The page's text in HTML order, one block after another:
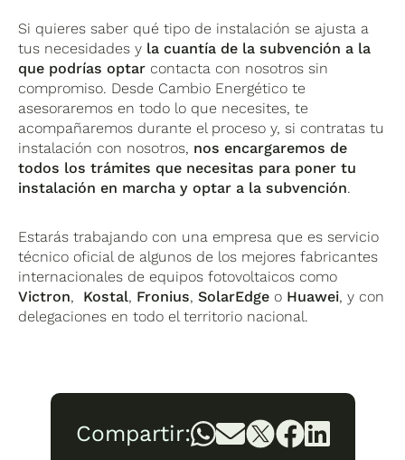
Si quieres saber qué tipo de instalación se ajusta a
tus necesidades y la cuantía de la subvención a la
que podrías optar contacta con nosotros sin
compromiso. Desde Cambio Energético te
asesoraremos en todo lo que necesites, te
acompañaremos durante el proceso y, si contratas tu
instalación con nosotros, nos encargaremos de
todos los trámites que necesitas para poner tu
instalación en marcha y optar a la subvención.
Estarás trabajando con una empresa que es servicio
técnico oficial de algunos de los mejores fabricantes
internacionales de equipos fotovoltaicos como
Victron, Kostal, Fronius,SolarEdge o Huawei, y con
delegaciones en todo el territorio nacional.
Compartir: